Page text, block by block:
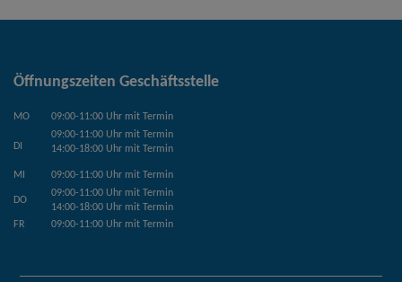
Öffnungszeiten Geschäftsstelle
MO 09:00-11:00 Uhr mit Termin
DI
09:00-11:00 Uhr mit Termin
14:00-18:00 Uhr mit Termin
MI 09:00-11:00 Uhr mit Termin
DO
09:00-11:00 Uhr mit Termin
14:00-18:00 Uhr mit Termin
FR
09:00-11:00 Uhr mit Termin